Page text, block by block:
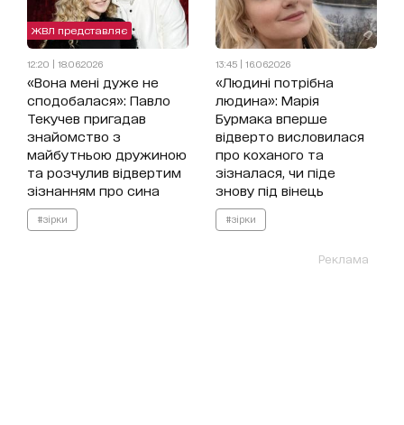
ЖВЛ представляє
12:20 | 18.06.2026
«Вона мені дуже не
сподобалася»: Павло
Текучев пригадав
знайомство з
майбутньою дружиною
та розчулив відвертим
зізнанням про сина
#зірки
13:45 | 16.06.2026
«Людині потрібна
людина»: Марія
Бурмака вперше
відверто висловилася
про коханого та
зізналася, чи піде
знову під вінець
#зірки
Реклама